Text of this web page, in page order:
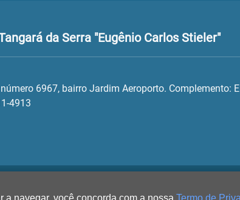
da Serra "Eugênio Carlos Stieler"
6967, bairro Jardim Aeroporto. Complemento: E
4913
navegar, você concorda com a nossa Termo de